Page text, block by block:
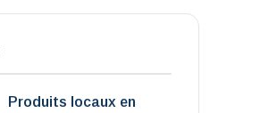
Produits locaux en